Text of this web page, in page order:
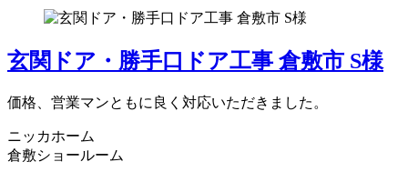
玄関ドア・勝手口ドア工事 倉敷市 S様
価格、営業マンともに良く対応いただきました。
ニッカホーム
倉敷ショールーム